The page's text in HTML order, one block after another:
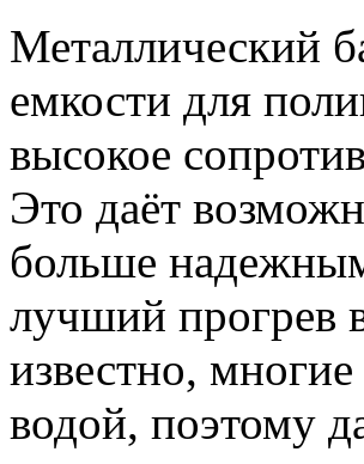
Металлический
емкости для
высокое
Это даёт
больше
лучший прогрев
известно,
водой, поэтому